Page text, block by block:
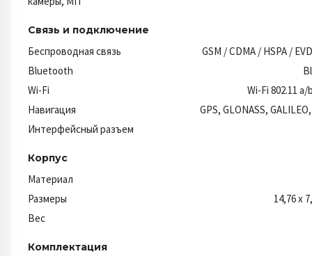
Связь и подключение
Беспроводная связь
GSM / CDMA / HSPA /
Bluetooth
Wi-Fi
Wi-Fi 802.11
Навигация
GPS, GLONASS,
Интерфейсный разъем
Корпус
Материал
Размеры
14,76 x
Вес
Комплектация